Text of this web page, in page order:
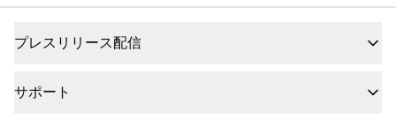
プレスリリース配信
サポート